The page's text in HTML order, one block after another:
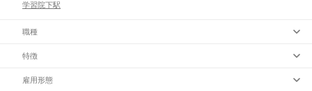
学習院下駅
職種
特徴
雇用形態